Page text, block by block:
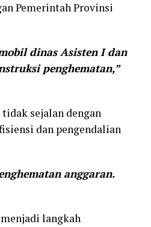
Pemerintah Provinsi
dinas Asisten I dan
penghematan,”
sejalan dengan
dan pengendalian
anggaran.
langkah